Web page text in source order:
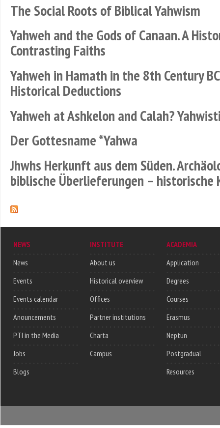
The Social Roots of Biblical Yahwism
Yahweh and the Gods of Canaan. A
Contrasting Faiths
Yahweh in Hamath in the 8th Century
Historical Deductions
Yahweh at Ashkelon and Calah?
Der Gottesname *Yahwa
Jhwhs Herkunft aus dem Süden.
biblische Überlieferungen – historische
NEWS
News
Events
Events calendar
Anouncements
PTI in the Media
Jobs
Blogs
INSTITUTE
About us
Historical overview
Offices
Partner institutions
Charta
Campus
ACADEMIA
Application
Degrees
Courses
Erasmus
Neptun
Postgradual
Resources